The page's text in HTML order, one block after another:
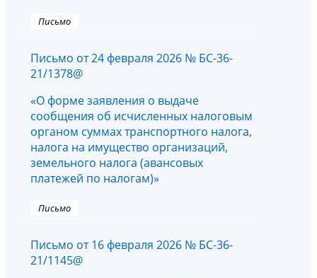
Письмо
Письмо от 24 февраля 2026 № БС-36-
21/1378@
«О форме заявления о выдаче
сообщения об исчисленных налоговым
органом суммах транспортного налога,
налога на имущество организаций,
земельного налога (авансовых
платежей по налогам)»
Письмо
Письмо от 16 февраля 2026 № БС-36-
21/1145@